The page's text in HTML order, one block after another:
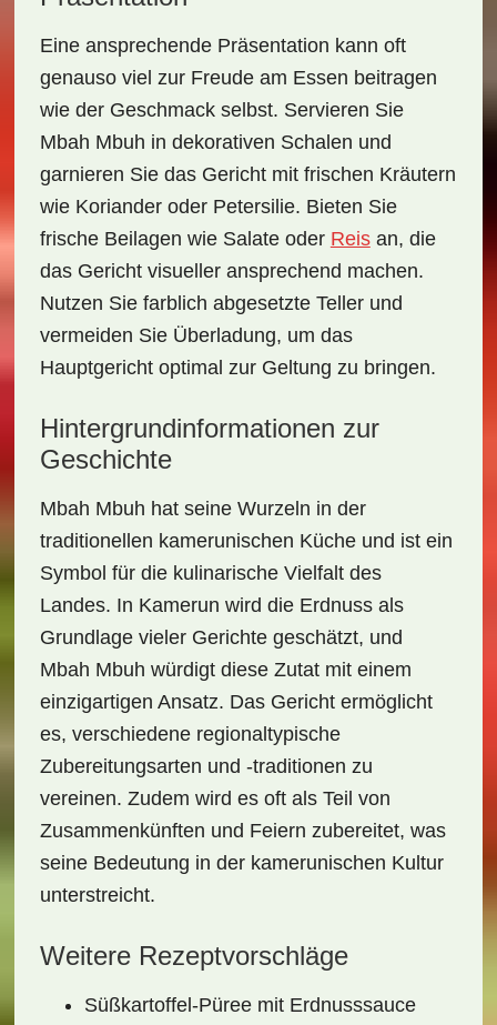
Eine ansprechende Präsentation kann oft
genauso viel zur Freude am Essen beitragen
wie der Geschmack selbst. Servieren Sie
Mbah Mbuh in dekorativen Schalen und
garnieren Sie das Gericht mit frischen Kräutern
wie Koriander oder Petersilie. Bieten Sie
frische Beilagen wie Salateoder Reisan, die
das Gericht visueller ansprechend machen.
Nutzen Sie farblich abgesetzte Teller und
vermeiden Sie Überladung, um das
Hauptgericht optimal zur Geltung zu bringen.
Hintergrundinformationen zur
Geschichte
Mbah Mbuh hat seine Wurzeln in der
traditionellen kamerunischen Kücheund ist ein
Symbol für die kulinarische Vielfalt des
Landes. In Kamerun wird die Erdnuss als
Grundlage vieler Gerichte geschätzt, und
Mbah Mbuh würdigt diese Zutat mit einem
einzigartigen Ansatz. Das Gericht ermöglicht
es, verschiedene regionaltypische
Zubereitungsarten und -traditionen zu
vereinen. Zudem wird es oft als Teil von
Zusammenkünften und Feiern zubereitet, was
seine Bedeutung in der kamerunischen Kultur
unterstreicht.
Weitere Rezeptvorschläge
Süßkartoffel-Püree mit Erdnusssauce